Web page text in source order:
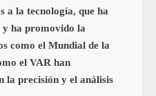
a la tecnología, que ha
ha promovido la
como el Mundial de la
el VAR han
la precisión y el análisis